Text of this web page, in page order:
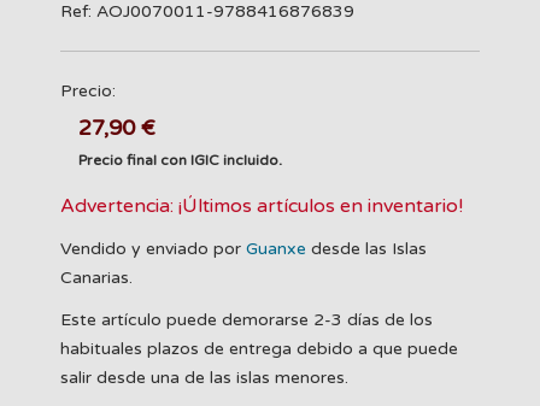
Ref: AOJ0070011-9788416876839
Precio:
27,90 €
Precio final con IGIC incluido.
Advertencia: ¡Últimos artículos en inventario!
Vendido y enviado por Guanxe desde las Islas
Canarias.
Este artículo puede demorarse 2-3 días de los
habituales plazos de entrega debido a que puede
salir desde una de las islas menores.